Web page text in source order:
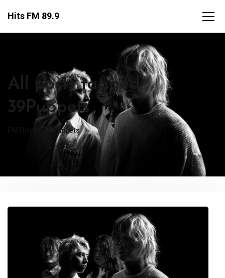
Hits FM 89.9
All posts tagged:
39Puppets
39Puppets